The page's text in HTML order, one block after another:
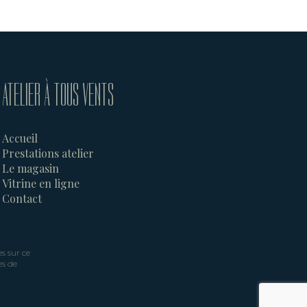
ATELIER À TOUS VENTS
Accueil
Prestations atelier
Le magasin
Vitrine en ligne
Contact
sur ce
de